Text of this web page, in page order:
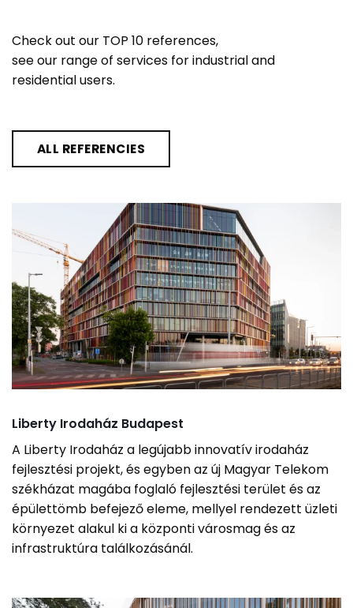
Check out our TOP 10 references,
see our range of services for industrial and
residential users.
ALL REFERENCIES
Liberty Irodaház Budapest
A Liberty Irodaház a legújabb innovatív irodaház
fejlesztési projekt, és egyben az új Magyar Telekom
székházat magába foglaló fejlesztési terület és az
épülettömb befejező eleme, mellyel rendezett üzleti
környezet alakul ki a központi városmag és az
infrastruktúra találkozásánál.